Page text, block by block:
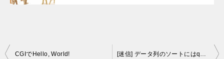
投
CGIでHello, World! [迷信] データ列のソートにはqsort関数を使うべし